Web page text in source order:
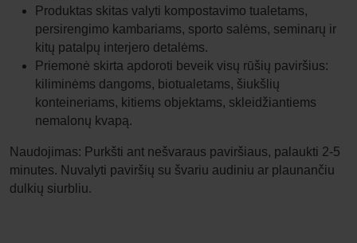
Produktas skitas valyti kompostavimo tualetams,
persirengimo kambariams, sporto salėms, seminarų ir
kitų patalpų interjero detalėms.
Priemonė skirta apdoroti beveik visų rūšių paviršius:
kiliminėms dangoms, biotualetams, šiukšlių
konteineriams, kitiems objektams, skleidžiantiems
nemalonų kvapą.
Naudojimas: Purkšti ant nešvaraus paviršiaus, palaukti 2-5
minutes. Nuvalyti paviršių su švariu audiniu ar plaunančiu
dulkių siurbliu.